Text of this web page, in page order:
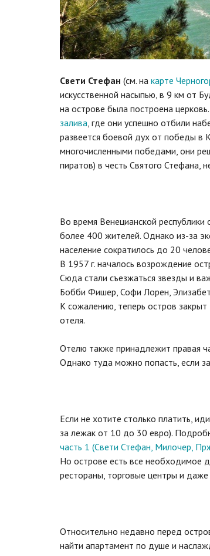
Свети Стефан (см. на карте
искусственной насыпью, в 9 км от
на острове была построена
залива , где они успешно отбили
развеется боевой дух от победы в
многочисленными победами, они
пиратов) в честь Святого Стефана,
Во время Венецианской
более 400 жителей. Однако из-за
население сократилось до 20
В 1957 г. началось возрождение
Сюда стали съезжаться звезды и
Бобби Фишер, Софи Лорен,
К сожалению, теперь остров
отеля.
Отелю также принадлежит правая
Однако туда можно попасть, если
Если не хотите столько платить,
за лежак от 10 до 30 евро).
часть 1 (Свети Стефан, Милочер,
Но острове есть все необходимое
рестораны, торговые центры и даже
Относительно недавно перед
найти апартамент по душе и